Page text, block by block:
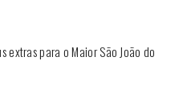
extras para o Maior São João do